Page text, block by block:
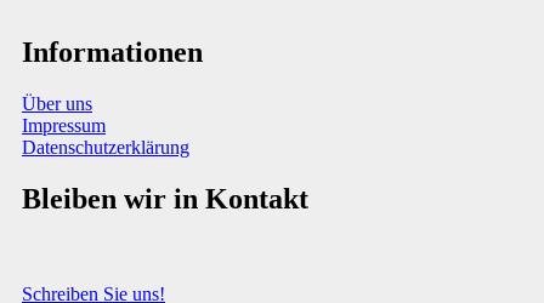
Informationen
Über uns
Impressum
Datenschutzerklärung
Bleiben wir in Kontakt
Schreiben Sie uns!